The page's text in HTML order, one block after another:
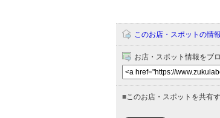
このお店・スポットの情
お店・スポット情報をブ
■このお店・スポットを共有